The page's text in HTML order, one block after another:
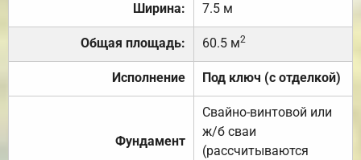
Ширина: 7.5 м
Общая площадь: 60.5 м2
Исполнение Под ключ (с отделкой)
Фундамент
Свайно-винтовой или
ж/б сваи
(рассчитываются